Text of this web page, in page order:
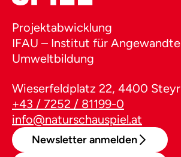
Projektabwicklung
IFAU – Institut für Angewandte
Umweltbildung
Wieserfeldplatz 22, 4400 Steyr
+43 / 7252 / 81199-0
info@naturschauspiel.at
Newsletter anmelden